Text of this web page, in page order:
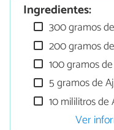
Ingredientes:
300 gramos
200 gramos
100 gramos
5 gramos de
10 mililitros
Ver